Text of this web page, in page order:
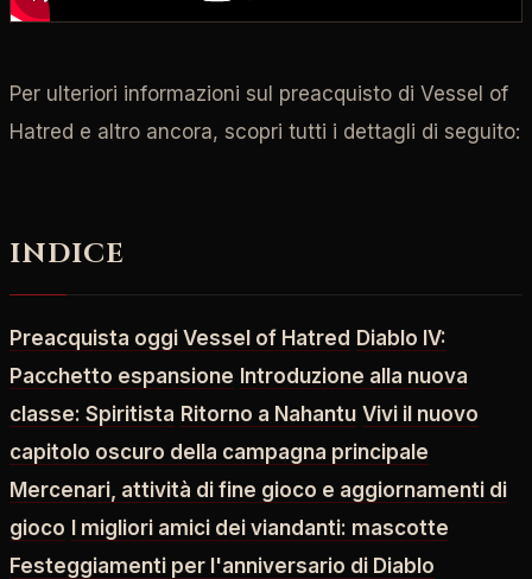
Per ulteriori informazioni sul preacquisto di Vessel of
Hatred e altro ancora, scopri tutti i dettagli di seguito:
INDICE
Preacquista oggi Vessel of Hatred Diablo IV:
Pacchetto espansione Introduzione alla nuova
classe: Spiritista Ritorno a Nahantu Vivi il nuovo
capitolo oscuro della campagna principale
Mercenari, attività di fine gioco e aggiornamenti di
gioco I migliori amici dei viandanti: mascotte
Festeggiamenti per l'anniversario di Diablo